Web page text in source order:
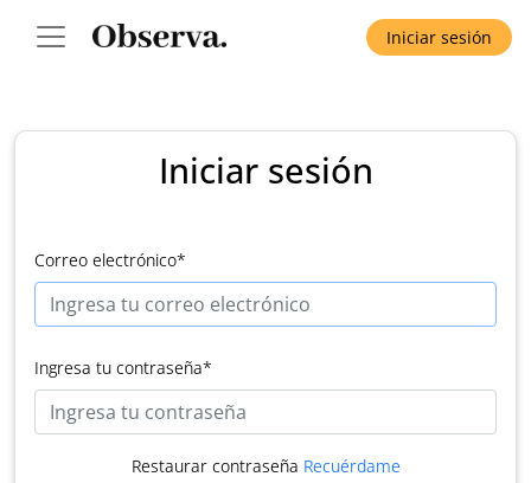
Iniciar sesión
Iniciar sesión
Correo electrónico*
Ingresa tu contraseña*
Restaurar contraseña Recuérdame